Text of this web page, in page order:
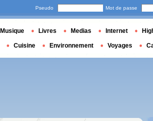
Pseudo Mot de passe
Musique Livres Medias Internet
Cuisine Environnement Voyages